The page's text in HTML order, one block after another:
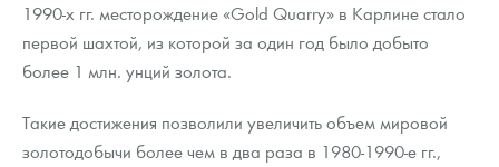
1990-х гг. месторождение «Gold Quarry» в Карлине стало
первой шахтой, из которой за один год было добыто
более 1 млн. унций золота.
Такие достижения позволили увеличить объем мировой
золотодобычи более чем в два раза в 1980-1990-е гг.,